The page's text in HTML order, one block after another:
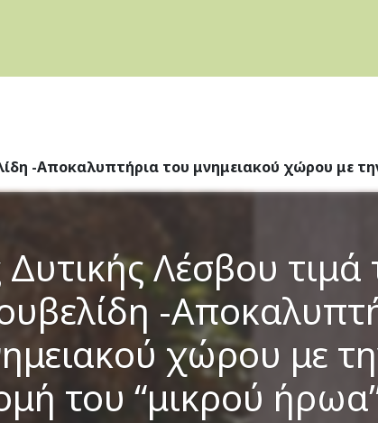
-Αποκαλυπτήρια του μνημειακού χώρου με
Λέσβου τιμά
-
χώρου με
του “μικρού